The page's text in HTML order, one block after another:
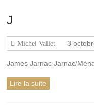
J
Michel Vallet 3
James Jarnac Jarnac/
Lire la suite